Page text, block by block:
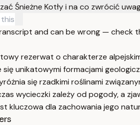
Śnieżne Kotły i na co zwrócić
and can be wrong — check
rezerwat o charakterze
unikatowymi formacjami
się rzadkimi roślinami
wycieczki zależy od pogody, a
kluczowa dla zachowania jego